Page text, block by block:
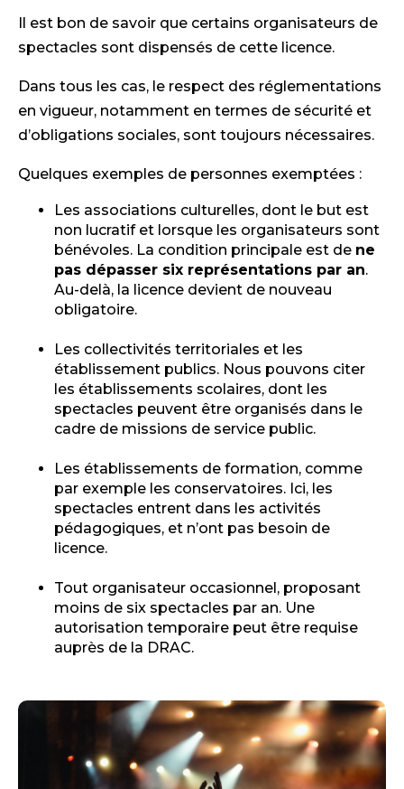
Il est bon de savoir que certains organisateurs de
spectacles sont dispensés de cette licence.
Dans tous les cas, le respect des réglementations
en vigueur, notamment en termes de sécurité et
d’obligations sociales, sont toujours nécessaires.
Quelques exemples de personnes exemptées :
Les associations culturelles, dont le but est
non lucratif et lorsque les organisateurs sont
bénévoles. La condition principale est de ne
pas dépasser six représentations par an.
Au-delà, la licence devient de nouveau
obligatoire.
Les collectivités territoriales et les
établissement publics. Nous pouvons citer
les établissements scolaires, dont les
spectacles peuvent être organisés dans le
cadre de missions de service public.
Les établissements de formation, comme
par exemple les conservatoires. Ici, les
spectacles entrent dans les activités
pédagogiques, et n’ont pas besoin de
licence.
Tout organisateur occasionnel, proposant
moins de six spectacles par an. Une
autorisation temporaire peut être requise
auprès de la DRAC.